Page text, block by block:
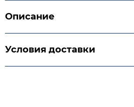
Описание
Условия доставки